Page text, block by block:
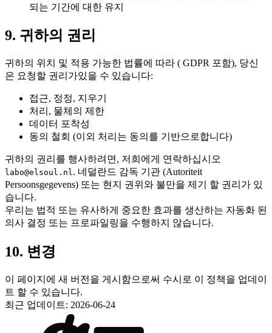
되는 기간에 대한 유지
9. 귀하의 권리
귀하의 위치 및 적용 가능한 법률에 따라 ( GDPR 포함), 당신
은 요청할 권리가있을 수 있습니다:
접근, 정정, 지우기
처리, 물체의 제한
데이터 포착성
동의 철회 (이외 처리는 동의를 기반으로합니다)
귀하의 권리를 행사하려면, 저희에게 연락하십시오
labo@elsoul.nl. 네덜란드 감독 기관 (Autoriteit
Persoonsgegevens) 또는 현지 권위와 불만을 제기 할 권리가 있
습니다.
우리는 법적 또는 유사하게 중요한 효과를 생산하는 자동화 된
의사 결정 또는 프로파일링을 수행하지 않습니다.
10. 변경
이 페이지에 새 버전을 게시함으로써 수시로 이 정책을 업데이
트 할 수 있습니다.
최근 업데이트: 2026-06-24